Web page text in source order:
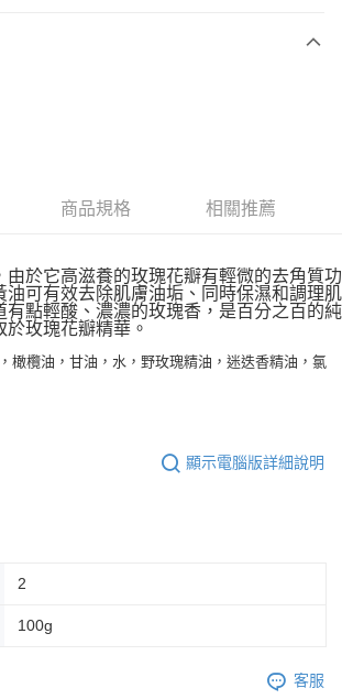
含以上)免運費
商品規格 相關推薦
由於它高滋養的玫瑰花瓣有輕微的去角質功
油可有效去除肌膚油垢、同時保濕和調理肌
有點輕酸、濃濃的玫瑰香，是百分之百的純
玫瑰花瓣精華。
橄欖油，甘油，水，野玫瑰精油，迷迭香精油，氯
顯示電腦版詳細說明
2
100g
客服